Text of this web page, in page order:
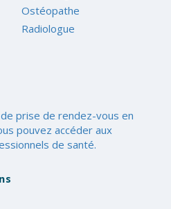
Ostéopathe
Radiologue
prise de rendez-vous en
pouvez accéder aux
de santé.